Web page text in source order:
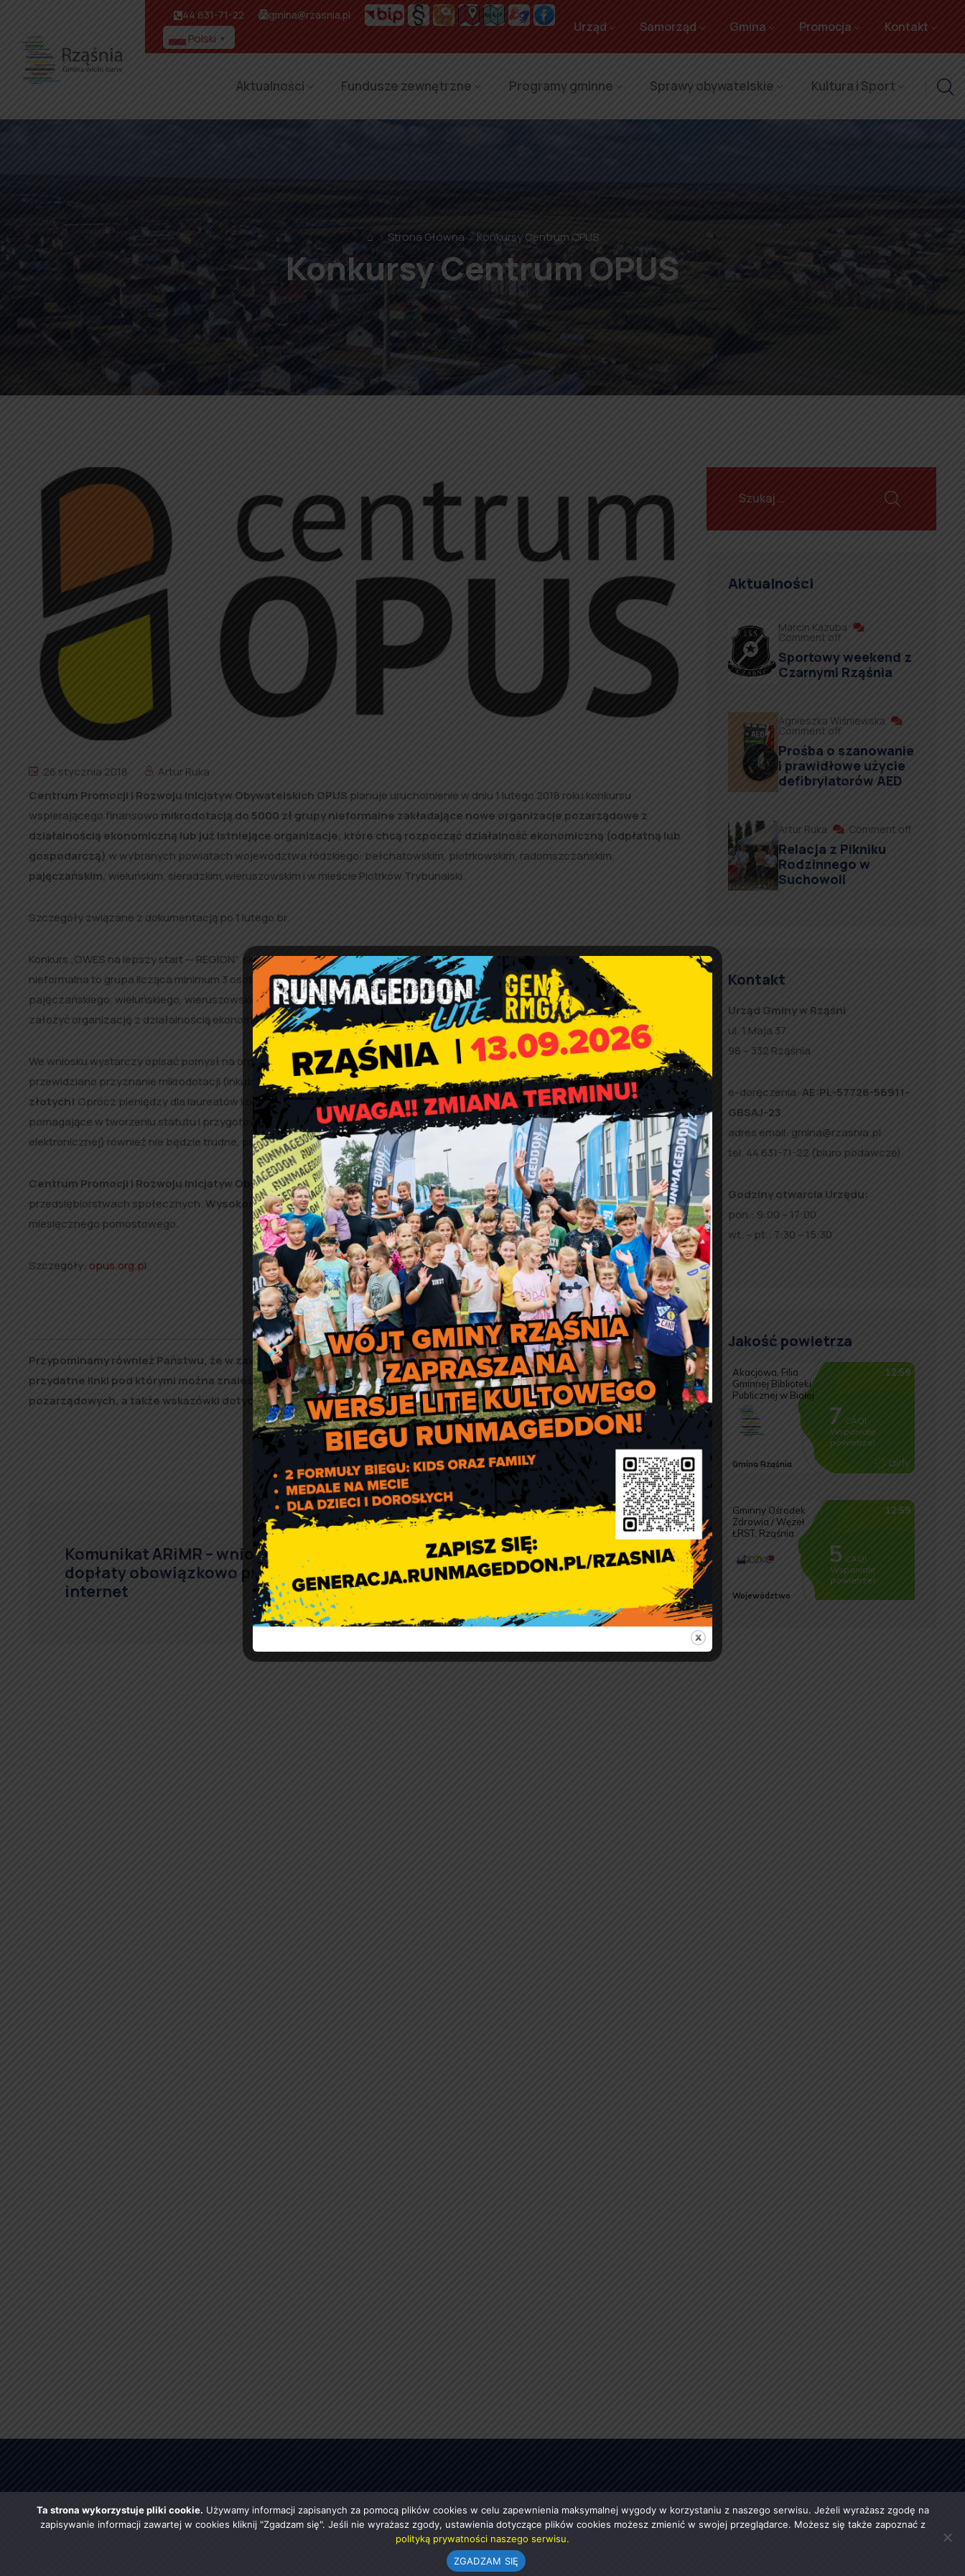
44 631-71-22 gmina@rzasnia.pl
Polski ▼
Urząd Samorząd Gmina Promocja Kontakt
Aktualności Fundusze zewnętrzne Programy gminne Sprawy obywatelskie Kultura i Sport
⌂ Strona Główna Konkursy Centrum OPUS
Konkursy Centrum OPUS
26 stycznia 2018
Artur Ruka
Centrum Promocji i Rozwoju Inicjatyw Obywatelskich OPUS planuje uruchomienie w dniu 1 lutego 2018 roku konkursu
wspierającego finansowo mikrodotacją do 5000 zł grupy nieformalne zakładające nowe organizacje pozarządowe z
działalnością ekonomiczną lub już istniejące organizacje, które chcą rozpocząć działalność ekonomiczną (odpłatną lub
gospodarczą) w wybranych powiatach województwa łódzkiego: bełchatowskim, piotrkowskim, radomszczańskim,
pajęczańskim, wieluńskim, sieradzkim,wieruszowskim i w mieście Piotrków Trybunalski.
Szczegóły związane z dokumentacją po 1 lutego br.
Konkurs „OWES na lepszy start — REGION” skierowana jest do aktywistów działających w grupach nieformalnych (grupa
nieformalna to grupa licząca minimum 3 osoby) z województwa łódzkiego z powiatów: radomszczańskiego, bełchatowskiego,
pajęczańskiego, wieluńskiego, wieruszowskiego, sieradzkiego, piotrkowskiego lub Miasta Piotrków Trybunalski, którzy chcą
założyć organizację z działalnością ekonomiczną lub organizacji, które chcą się ekonomizować.
We wniosku wystarczy opisać pomysł na organizację, jej odbiorców i planowane przyszłe działania. W ramach konkursu
przewidziano przyznanie mikrodotacji (inkubacyjne pakiety rozwojowe) na założenie lub przekształcenie organizacji do5000
złotych! Oprócz pieniędzy dla laureatów konkursu przygotowaliśmy wsparcie doradcze i mentoring (czas trwania: 8 miesięcy),
pomagające w tworzeniu statutu i przygotowywaniu modelu biznesowego. Wypełnienie formularza (w wersji papierowej i
elektronicznej) również nie będzie trudne, ponieważ i na tym etapie otrzymują Państwo wsparcie doradcze.
Centrum Promocji i Rozwoju Inicjatyw Obywatelskich OPUSwkrótce ogłosi konkurs na tworzenie miejsc pracy w
przedsiębiorstwach społecznych.Wysokość dotacji 20 tys. zł.na utworzenie miejsca pracy plus 2 tys. zł. wsparcia
miesięcznego pomostowego.
Szczegóły: opus.org.pl
Przypominamy również Państwu, że w zakładce Kultura i Sport – Informacje dla Stowarzyszeńzamieszczone są
przydatne linki pod którymi można znaleźć najbardziej aktualne informacje o aktualnych konkursach dla organizacji
pozarządowych, a także wskazówki dotyczące finansowania Państwa pomysłów.
Komunikat ARiMR – wnioski o
dopłaty obowiązkowo przez
internet
Ferie zimowe 2018 w Gminie
Rząśnia
Aktualności
Marcin Kazuba
Comment off
Sportowy weekend z
Czarnymi Rząśnia
Agnieszka Wiśniewska
Comment off
Prośba o szanowanie
i prawidłowe użycie
defibrylatorów AED
Artur Ruka Comment off
Relacja z Pikniku
Rodzinnego w
Suchowoli
Kontakt
Urząd Gminy w Rząśni
ul. 1 Maja 37
98 – 332 Rząśnia
e-doręczenia: AE:PL-57726-56911-
GBSAJ-23
adres email: gmina@rzasnia.pl
tel. 44 631-71-22 (biuro podawcze)
Godziny otwarcia Urzędu:
pon.: 9:00 – 17:00
wt. – pt.: 7:30 – 15:30
Jakość powietrza
Ta strona wykorzystuje pliki cookie. Używamy informacji zapisanych za pomocą plików cookies w celu zapewnienia maksymalnej wygody w korzystaniu z naszego serwisu. Jeżeli wyrażasz zgodę na
zapisywanie informacji zawartej w cookies kliknij "Zgadzam się". Jeśli nie wyrażasz zgody, ustawienia dotyczące plików cookies możesz zmienić w swojej przeglądarce. Możesz się także zapoznać z
polityką prywatności naszego serwisu.
ZGADZAM SIĘ